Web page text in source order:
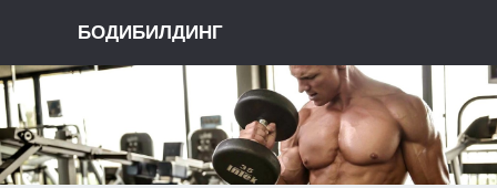
БОДИБИЛДИНГ